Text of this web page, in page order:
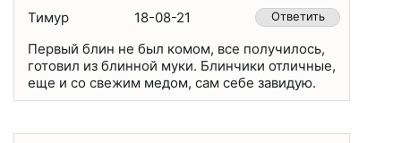
Тимур 18-08-21 Ответить
Первый блин не был комом, все получилось,
готовил из блинной муки. Блинчики отличные,
еще и со свежим медом, сам себе завидую.